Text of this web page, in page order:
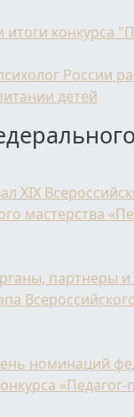
конкурса
России
детей
XIX
мастерства
партнеры
номинаций
«Педагог-